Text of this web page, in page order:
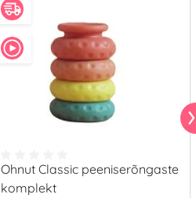
Ohnut Classic peeniserõngaste
komplekt